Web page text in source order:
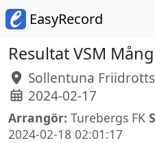
EasyRecord
Resultat VSM
Sollentuna
2024-02-17
Arrangör: Turebergs FK
2024-02-18 02:01:17